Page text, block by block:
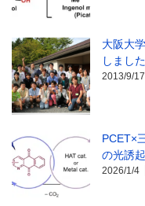
大阪大
しました
2013/9/17
PCET×
の光誘
2026/1/4